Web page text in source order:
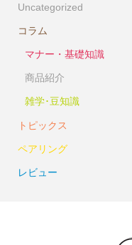
Uncategorized
コラム
マナー・基礎知識
商品紹介
雑学･豆知識
トピックス
ペアリング
レビュー